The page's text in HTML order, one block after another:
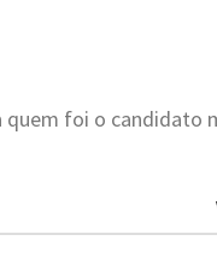
quem foi o candidato